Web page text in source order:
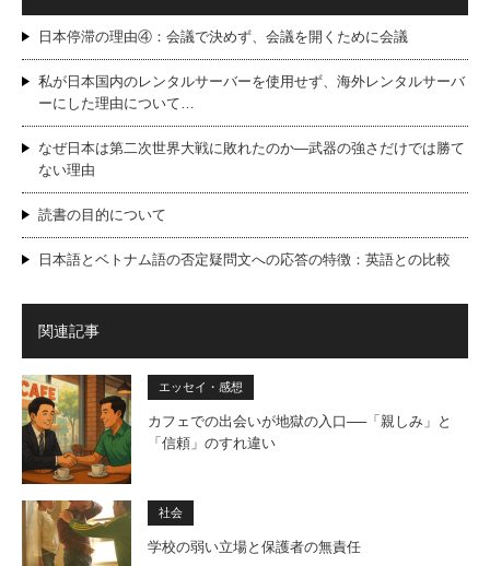
日本停滞の理由④：会議で決めず、会議を開くために会議
私が日本国内のレンタルサーバーを使用せず、海外レンタルサーバ
ーにした理由について…
なぜ日本は第二次世界大戦に敗れたのか―武器の強さだけでは勝て
ない理由
読書の目的について
日本語とベトナム語の否定疑問文への応答の特徴：英語との比較
関連記事
エッセイ・感想
カフェでの出会いが地獄の入口──「親しみ」と
「信頼」のすれ違い
社会
学校の弱い立場と保護者の無責任